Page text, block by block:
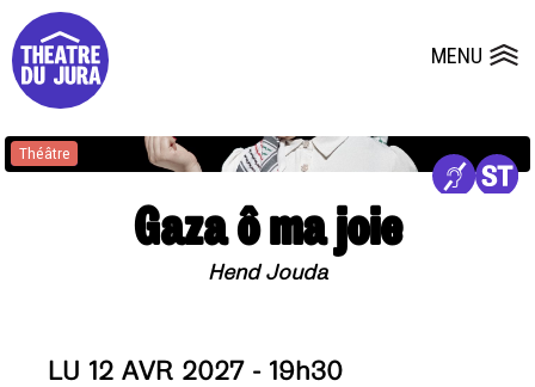
MENU
Presse
Salles
Dépôts de dossiers
Théâtre
Gaza ô ma joie
Hend Jouda
LU 12 AVR 2027 - 19h30